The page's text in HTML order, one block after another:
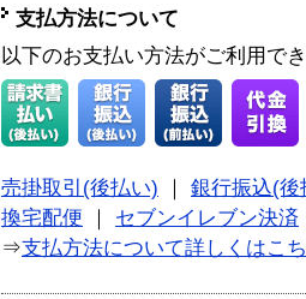
支払方法について
以下のお支払い方法がご利用で
売掛取引(後払い)
銀行振込(後
換宅配便
セブンイレブン決済
⇒支払方法について詳しくはこ